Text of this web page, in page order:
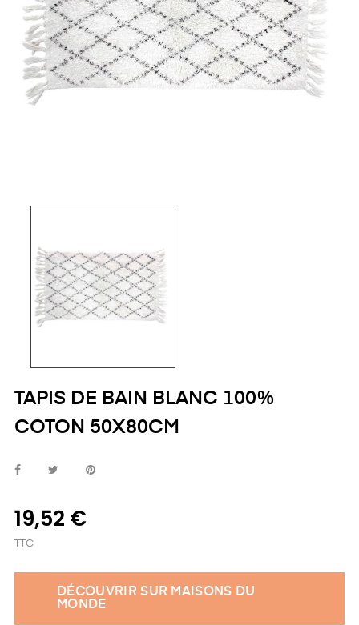
TAPIS DE BAIN BLANC 100%
COTON 50X80CM
19,52 €
TTC
DÉCOUVRIR SUR MAISONS DU
MONDE